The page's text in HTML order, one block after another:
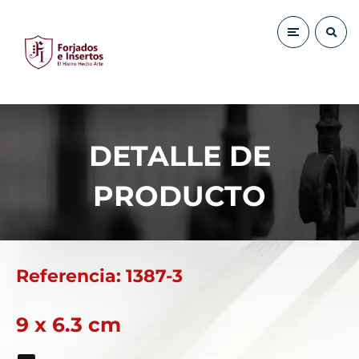
DETALLE DE
PRODUCTO
Referencia: 1387-3
9 x 6.3 cm